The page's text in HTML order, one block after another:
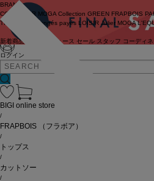
ログイン
BRAND
COUTURIER MOGA Collection GREEN FRAPBOIS
TRISTESSE
congés payés LOISIR Julier MOGA
新着商品 ニュース セール スタッフ コーディネ
BIGI online store
/
FRAPBOIS （フラボア）
/
トップス
/
カットソー
/